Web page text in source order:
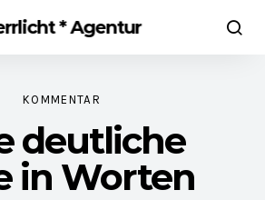
* Agentur
KOMMENTAR
deutliche
in Worten